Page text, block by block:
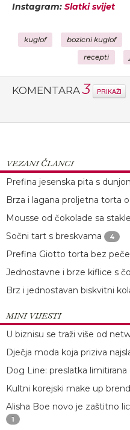
Instagram: Slatki svijet
kuglof bozicni kuglof
recepti
KOMENTARA3 PRIKAŽI
VEZANI ČLANCI
Prefina jesenska pita s
Brza i lagana proljetna torta
Mousse od čokolade sa
Sočni tart s breskvama 4
Prefina Giotto torta bez
Jednostavne i brze kiflice s
Brz i jednostavan biskvitni
MINI VIJESTI
U biznisu se traži više od
Dječja moda koja priziva
Dog Line: preslatka
Kultni korejski make up
Alisha Boe novo je zaštitno
1